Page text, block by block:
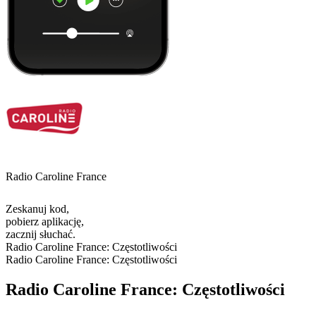
Radio Caroline France
Zeskanuj kod,
pobierz aplikację,
zacznij słuchać.
Radio Caroline France: Częstotliwości
Radio Caroline France: Częstotliwości
Radio Caroline France: Częstotliwości